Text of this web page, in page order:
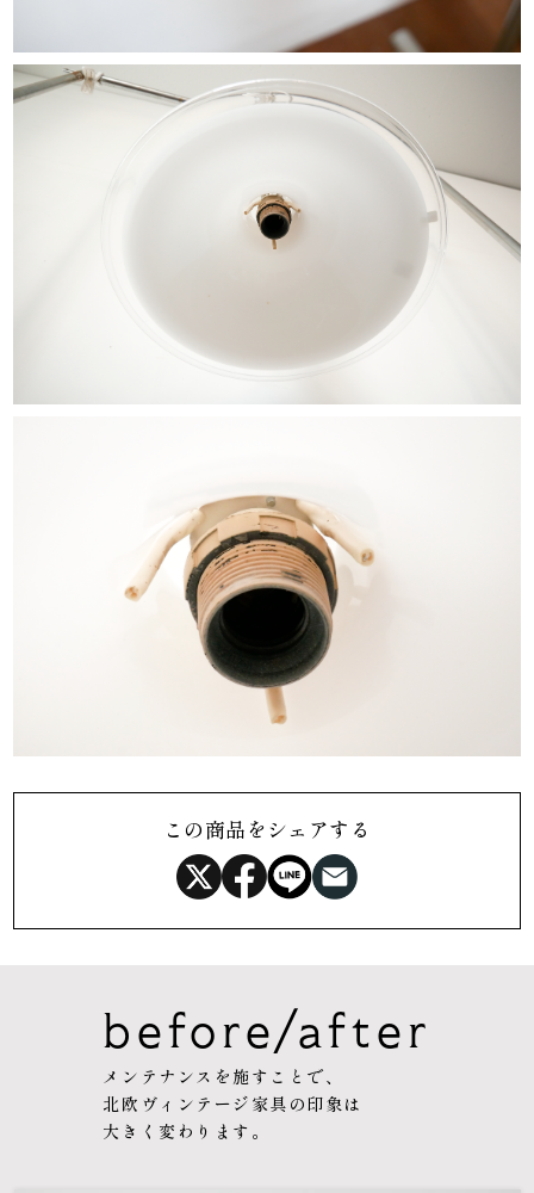
この商品をシェアする
before/after
メンテナンスを施すことで、
北欧ヴィンテージ家具の印象は
大きく変わります。